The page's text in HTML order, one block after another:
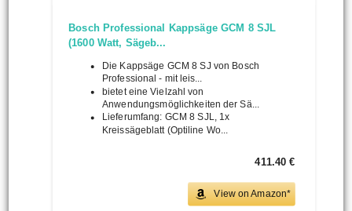
Bosch Professional Kappsäge GCM 8 SJL
(1600 Watt, Sägeb...
Die Kappsäge GCM 8 SJ von Bosch
Professional - mit leis...
bietet eine Vielzahl von
Anwendungsmöglichkeiten der Sä...
Lieferumfang: GCM 8 SJL, 1x
Kreissägeblatt (Optiline Wo...
411.40 €
View on Amazon*